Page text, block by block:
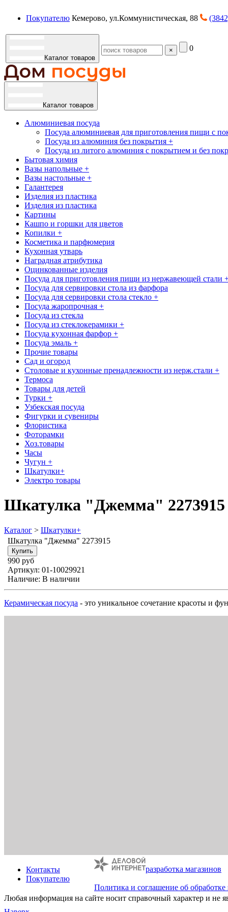
Покупателю Кемерово, ул.Коммунистическая, 88
Каталог товаров
× 0
Каталог товаров
Алюминиевая посуда
Посуда алюминиевая для приготовления пищи с
Посуда из алюминия без покрытия +
Посуда из литого алюминия с покрытием и без
Бытовая химия
Вазы напольные +
Вазы настольные +
Галантерея
Изделия из пластика
Изделия из пластика
Картины
Кашпо и горшки для цветов
Копилки +
Косметика и парфюмерия
Кухонная утварь
Наградная атрибутика
Оцинкованные изделия
Посуда для приготовления пищи из нержавеющей стали
Посуда для сервировки стола из фарфора
Посуда для сервировки стола стекло +
Посуда жаропрочная +
Посуда из стекла
Посуда из стеклокерамики +
Посуда кухонная фарфор +
Посуда эмаль +
Прочие товары
Сад и огород
Столовые и кухонные пренадлежности из нерж.стали +
Термоса
Товары для детей
Турки +
Узбекская посуда
Фигурки и сувениры
Флористика
Фоторамки
Хоз.товары
Часы
Чугун +
Шкатулки+
Электро товары
Шкатулка "Джемма" 2273915
Каталог > Шкатулки+
Шкатулка "Джемма" 2273915
990 руб
Артикул: 01-10029921
Наличие: В наличии
Керамическая посуда - это уникальное сочетание красоты и
Контакты
Покупателю
разработка магазинов
Политика и соглашение об
Любая информация на сайте носит справочный характер и не